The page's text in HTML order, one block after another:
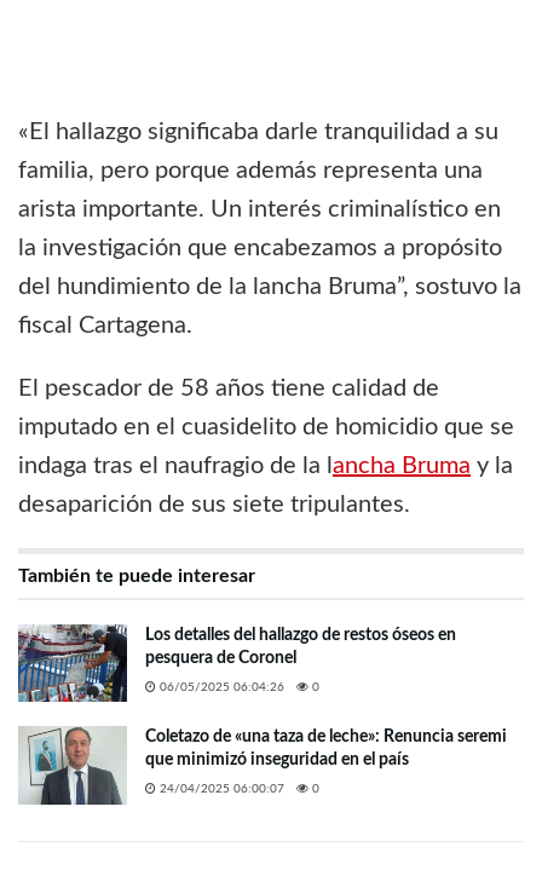
«El hallazgo significaba darle tranquilidad a su
familia, pero porque además representa una
arista importante. Un interés criminalístico en
la investigación que encabezamos a propósito
del hundimiento de la lancha Bruma”, sostuvo la
fiscal Cartagena.
El pescador de 58 años tiene calidad de
imputado en el cuasidelito de homicidio que se
indaga tras el naufragio de la l ancha Bruma y la
desaparición de sus siete tripulantes.
También te puede interesar
Los detalles del hallazgo de restos óseos en
pesquera de Coronel
06/05/2025 06:04:26 0
Coletazo de «una taza de leche»: Renuncia seremi
que minimizó inseguridad en el país
24/04/2025 06:00:07 0